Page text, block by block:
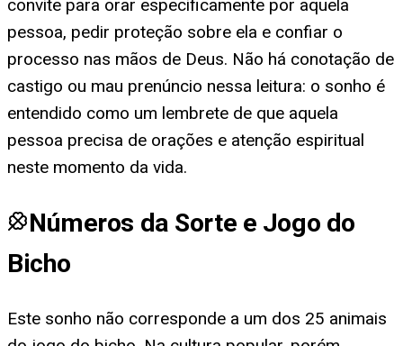
convite para orar especificamente por aquela
pessoa, pedir proteção sobre ela e confiar o
processo nas mãos de Deus. Não há conotação de
castigo ou mau prenúncio nessa leitura: o sonho é
entendido como um lembrete de que aquela
pessoa precisa de orações e atenção espiritual
neste momento da vida.
Números da Sorte e Jogo do
Bicho
Este sonho não corresponde a um dos 25 animais